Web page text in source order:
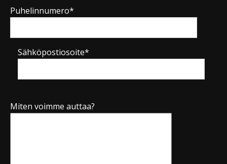
Puhelinnumero*
Sähköpostiosoite*
Miten voimme auttaa?